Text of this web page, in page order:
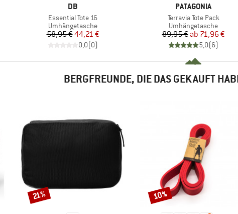
MARKE
DB
Artikel
Essential Tote 16
Produktgruppe
Umhängetasche
Preis
58,95 €reduzierter Preis
44,21 €
0,0(0)
MARKE
PATAGONIA
Artikel
Terravia Tote Pack
Produktgruppe
Umhängetasche
Preis
89,95 € reduzierter
ab 71,96 €
5,0(6)
BERGFREUNDE, DIE DAS GEKAUFT
Rabatt
21% Rabatt
10%